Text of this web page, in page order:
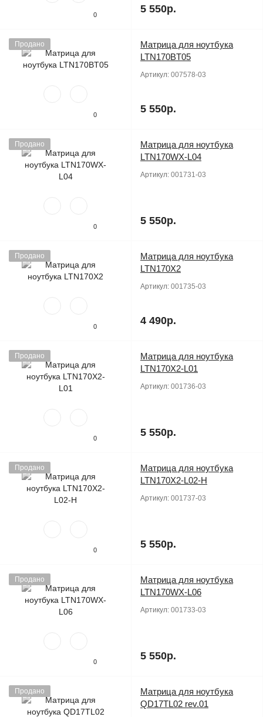
0 5 550р.
Продано
0
Матрица для ноутбука
LTN170BT05
Артикул: 007578-03
5 550р.
Продано
0
Матрица для ноутбука
LTN170WX-L04
Артикул: 001731-03
5 550р.
Продано
0
Матрица для ноутбука
LTN170X2
Артикул: 001735-03
4 490р.
Продано
0
Матрица для ноутбука
LTN170X2-L01
Артикул: 001736-03
5 550р.
Продано
0
Матрица для ноутбука
LTN170X2-L02-H
Артикул: 001737-03
5 550р.
Продано
0
Матрица для ноутбука
LTN170WX-L06
Артикул: 001733-03
5 550р.
Продано
Матрица для ноутбука
QD17TL02 rev.01